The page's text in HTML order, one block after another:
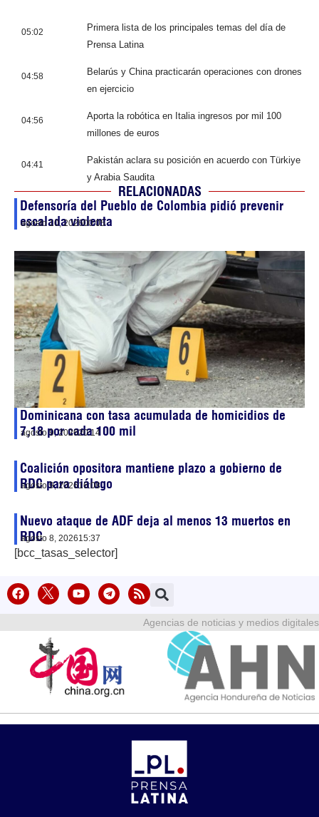
05:02
Primera lista de los principales temas del día de
Prensa Latina
04:58
Belarús y China practicarán operaciones con drones
en ejercicio
04:56
Aporta la robótica en Italia ingresos por mil 100
millones de euros
04:41
Pakistán aclara su posición en acuerdo con Türkiye
y Arabia Saudita
RELACIONADAS
Defensoría del Pueblo de Colombia pidió prevenir
escalada violenta
agosto 10, 202600:05
Dominicana con tasa acumulada de homicidios de
7,18 por cada 100 mil
agosto 9, 202620:14
Coalición opositora mantiene plazo a gobierno de
RDC para diálogo
agosto 9, 202616:08
Nuevo ataque de ADF deja al menos 13 muertos en
RDC
agosto 8, 202615:37
[bcc_tasas_selector]
Agencias de noticias y medios digitales